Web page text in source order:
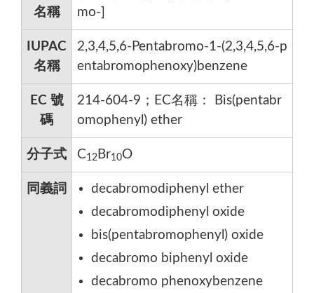
名稱
mo-]
IUPAC
名稱
2,3,4,5,6-Pentabromo-1-(2,3,4,5,6-p
entabromophenoxy)benzene
EC 號
碼
214-604-9；EC名稱： Bis(pentabr
omophenyl) ether
分子式 C12 Br10O
同義詞
decabromodiphenyl ether
decabromodiphenyl oxide
bis(pentabromophenyl) oxide
decabromo biphenyl oxide
decabromo phenoxybenzene